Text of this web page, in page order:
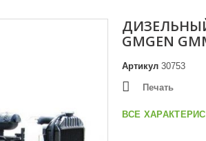
GMGEN
Артикул 30753
Печать
ВСЕ